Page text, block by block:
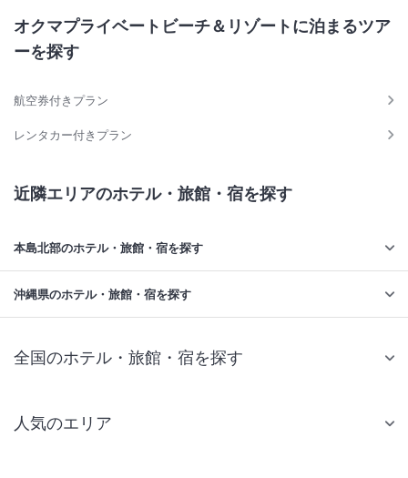
オクマプライベートビーチ＆リゾートに泊まるツア
ーを探す
航空券付きプラン
レンタカー付きプラン
近隣エリアのホテル・旅館・宿を探す
本島北部のホテル・旅館・宿を探す
沖縄県のホテル・旅館・宿を探す
全国のホテル・旅館・宿を探す
人気のエリア